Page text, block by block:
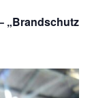
„Brandschutz